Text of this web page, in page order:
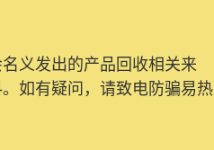
义发出的产品回收相关来
如有疑问，请致电防骗易热